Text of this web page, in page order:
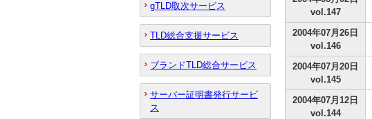
vol.147
2004年07月26日
vol.146
2004年07月20日
vol.145
2004年07月12日
vol.144
gTLD取次サービス
TLD総合支援サービス
ブランドTLD総合サービス
サーバー証明書発行サービ
ス